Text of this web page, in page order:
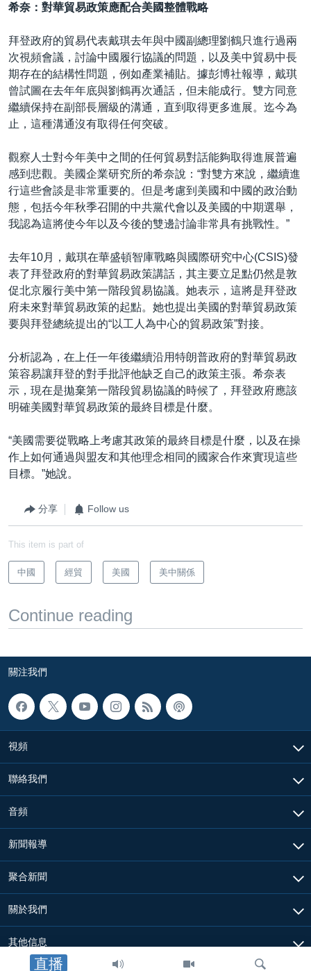
直播
希奈：對華貿易政策應配合美國整體戰略
拜登政府的貿易代表戴琪去年與中國副總理劉鶴只進行過兩
次視頻會議，討論中國履行協議的問題，以及美中貿易中長
期存在的結構性問題，例如產業補貼。據彭博社報導，戴琪
曾試圖在去年年底與劉鶴再次通話，但未能成行。雙方同意
繼續保持在副部長層級的溝通，直到取得更多進展。迄今為
止，這種溝通沒有取得任何突破。
觀察人士對今年美中之間的任何貿易對話能夠取得進展普遍
感到悲觀。美國企業研究所的希奈說：“對雙方來說，繼續進
行這些會談是非常重要的。但是考慮到美國和中國的政治動
態，包括今年秋季召開的中共黨代會以及美國的中期選舉，
我認為這將使今年以及今後的雙邊討論非常具有挑戰性。”
去年10月，戴琪在華盛頓智庫戰略與國際研究中心(CSIS)發
表了拜登政府的對華貿易政策講話，其主要立足點仍然是敦
促北京履行美中第一階段貿易協議。她表示，這將是拜登政
府未來對華貿易政策的起點。她也提出美國的對華貿易政策
要與拜登總統提出的“以工人為中心的貿易政策”對接。
分析認為，在上任一年後繼續沿用特朗普政府的對華貿易政
策容易讓拜登的對手批評他缺乏自己的政策主張。希奈表
示，現在是拋棄第一階段貿易協議的時候了，拜登政府應該
明確美國對華貿易政策的最終目標是什麼。
“美國需要從戰略上考慮其政策的最終目標是什麼，以及在操
作上如何通過與盟友和其他理念相同的國家合作來實現這些
目標。”她說。
分享 Follow us
This item is part of
中國 經貿 美國 美中關係
Continue reading
關注我們
視頻
聯絡我們
音頻
新聞報導
聚合新聞
關於我們
其他信息